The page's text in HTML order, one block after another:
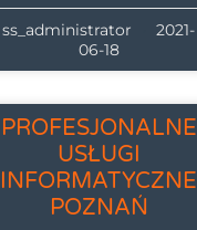
ss_administrator
2021-
06-18
PROFESJONALNE
USŁUGI
INFORMATYCZNE
POZNAŃ